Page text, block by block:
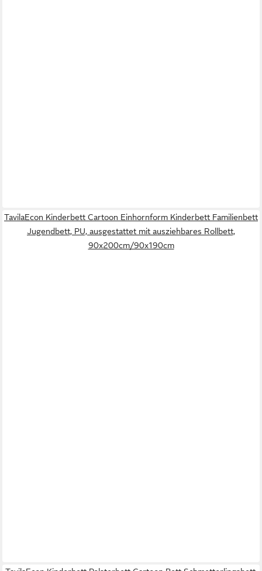
TavilaEcon Kinderbett Cartoon Einhornform Kinderbett Familienbett
Jugendbett, PU, ausgestattet mit ausziehbares Rollbett,
90x200cm/90x190cm